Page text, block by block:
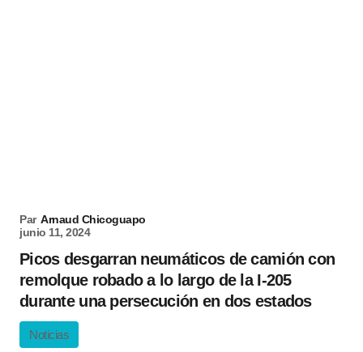
Par Arnaud Chicoguapo
junio 11, 2024
Picos desgarran neumáticos de camión con
remolque robado a lo largo de la I-205
durante una persecución en dos estados
Noticias